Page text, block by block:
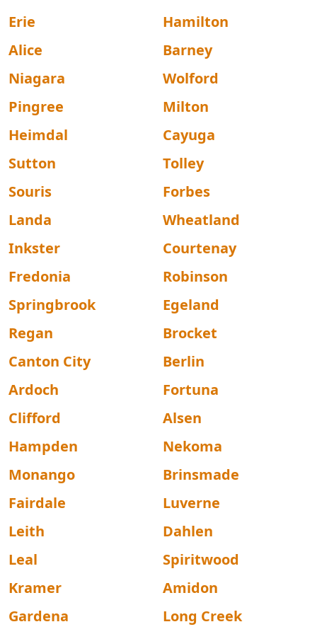
Erie
Hamilton
Alice
Barney
Niagara
Wolford
Pingree
Milton
Heimdal
Cayuga
Sutton
Tolley
Souris
Forbes
Landa
Wheatland
Inkster
Courtenay
Fredonia
Robinson
Springbrook
Egeland
Regan
Brocket
Canton City
Berlin
Ardoch
Fortuna
Clifford
Alsen
Hampden
Nekoma
Monango
Brinsmade
Fairdale
Luverne
Leith
Dahlen
Leal
Spiritwood
Kramer
Amidon
Gardena
Long Creek